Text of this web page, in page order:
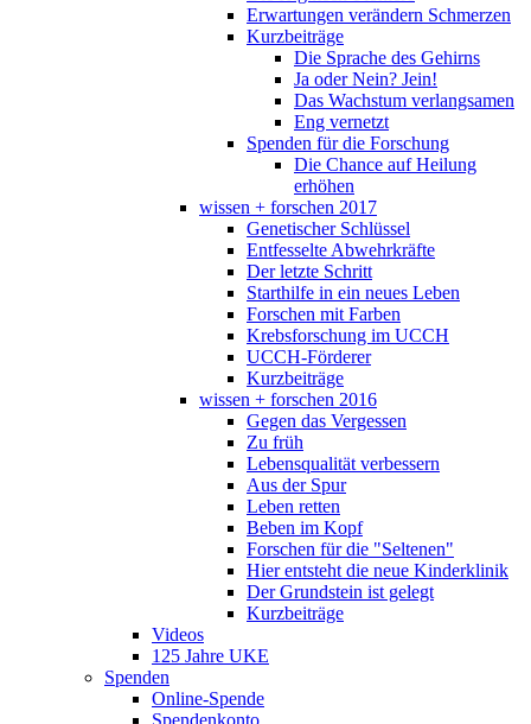
Erwartungen verändern Schmerzen
Kurzbeiträge
Die Sprache des Gehirns
Ja oder Nein? Jein!
Das Wachstum verlangsamen
Eng vernetzt
Spenden für die Forschung
Die Chance auf Heilung
erhöhen
wissen + forschen 2017
Genetischer Schlüssel
Entfesselte Abwehrkräfte
Der letzte Schritt
Starthilfe in ein neues Leben
Forschen mit Farben
Krebsforschung im UCCH
UCCH-Förderer
Kurzbeiträge
wissen + forschen 2016
Gegen das Vergessen
Zu früh
Lebensqualität verbessern
Aus der Spur
Leben retten
Beben im Kopf
Forschen für die "Seltenen"
Hier entsteht die neue Kinderklinik
Der Grundstein ist gelegt
Kurzbeiträge
Videos
125 Jahre UKE
Spenden
Online-Spende
Spendenkonto